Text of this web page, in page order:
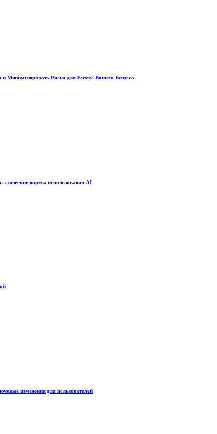
Минимизировать Риски для Успеха Вашего Бизнеса
этические нормы использования AI
изменения для пользователей